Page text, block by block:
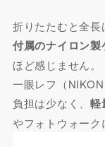
折りたたむと全長
付属のナイロン製
ほど感じません。
一眼レフ（
負担は少なく、軽
やフォトウォーク